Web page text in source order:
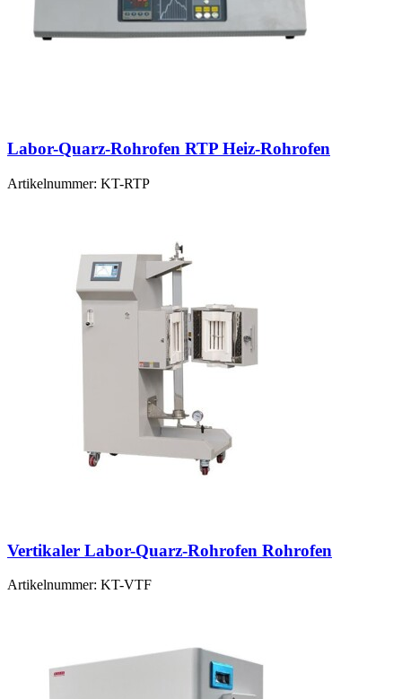
Labor-Quarz-Rohrofen RTP Heiz-Rohrofen
Artikelnummer: KT-RTP
Vertikaler Labor-Quarz-Rohrofen Rohrofen
Artikelnummer: KT-VTF